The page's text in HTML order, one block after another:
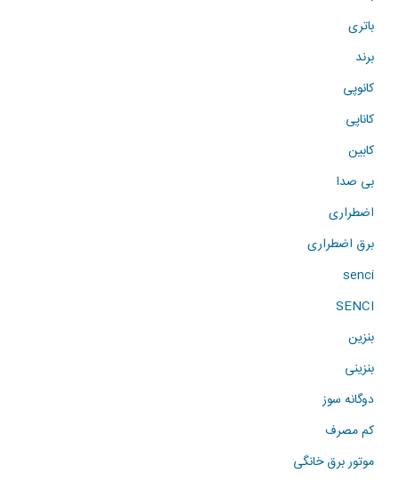
باتری
برند
کانوپی
کاناپی
کابین
بی صدا
اضطراری
برق اضطراری
senci
SENCI
بنزین
بنزینی
دوگانه سوز
کم مصرف
موتور برق خانگی